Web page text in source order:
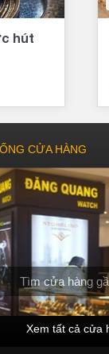
hút
CỬA HÀNG
Tìm cửa hàng
Xem tất cả cửa